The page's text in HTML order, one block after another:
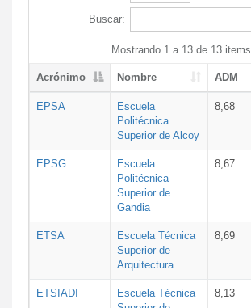
Buscar:
Mostrando 1 a 13 de 13 items
Acrónimo Nombre ADM
EPSA
Escuela
Politécnica
Superior de Alcoy
8,68
EPSG
Escuela
Politécnica
Superior de
Gandia
8,67
ETSA
Escuela Técnica
Superior de
Arquitectura
8,69
ETSIADI
Escuela Técnica
8,13